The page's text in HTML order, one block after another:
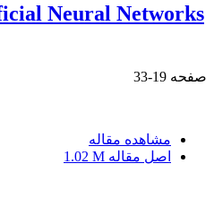
Neural Networks
صفحه 19-33
مشاهده مقاله
اصل مقاله 1.02 M